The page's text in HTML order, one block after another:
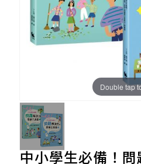
Double tap
中小學生必備！